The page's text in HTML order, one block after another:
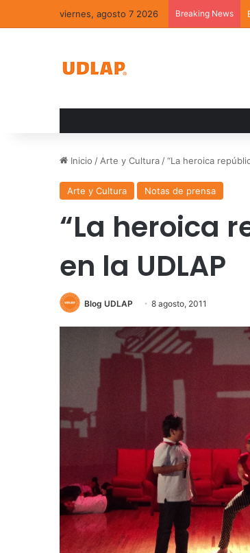
viernes, agosto 7 2026 Breaking News
Inicio / Arte y Cultura /“La heroica
Arte y Cultura Notas de prensa
“La heroica
en la UDLAP
Blog UDLAP 8 agosto, 2011